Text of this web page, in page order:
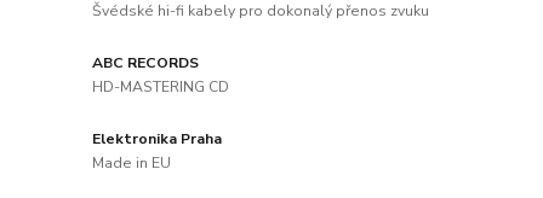
Švédské hi-fi kabely pro dokonalý přenos zvuku
ABC RECORDS
HD-MASTERING CD
Elektronika Praha
Made in EU